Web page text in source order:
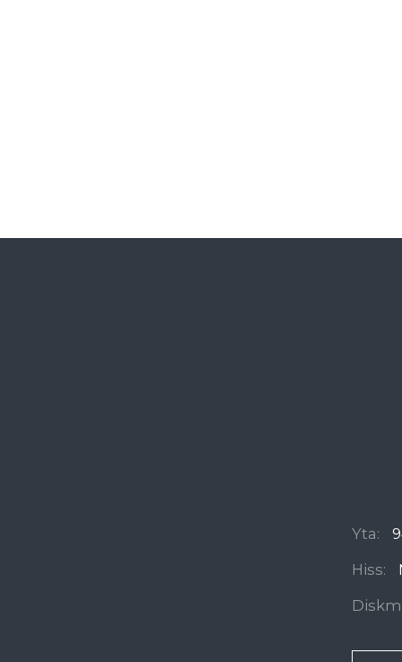
Yta:
Hiss: